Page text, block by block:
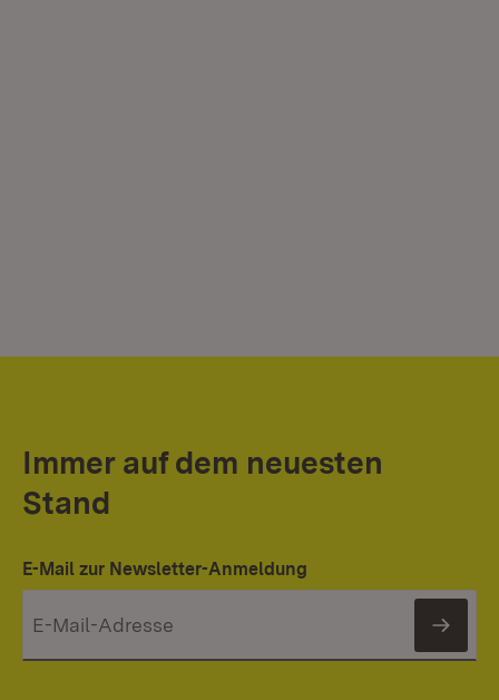
Immer auf dem neuesten
Stand
E-Mail zur Newsletter-Anmeldung